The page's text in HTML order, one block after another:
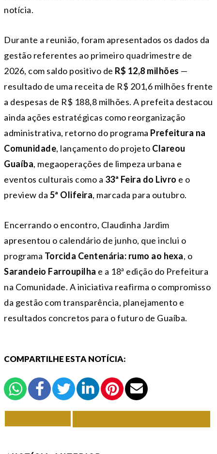
notícia.
Durante a reunião, foram apresentados os dados da
gestão referentes ao primeiro quadrimestre de
2026, com saldo positivo de R$ 12,8 milhões —
resultado de uma receita de R$ 201,6 milhões frente
a despesas de R$ 188,8 milhões. A prefeita destacou
ainda ações estratégicas como reorganização
administrativa, retorno do programa Prefeitura na
Comunidade, lançamento do projeto Clareou
Guaíba, megaoperações de limpeza urbana e
eventos culturais como a 33ª Feira do Livro e o
preview da 5ª Olifeira, marcada para outubro.
Encerrando o encontro, Claudinha Jardim
apresentou o calendário de junho, que inclui o
programa Torcida Centenária: rumo ao hexa, o
Sarandeio Farroupilha e a 18ª edição do Prefeitura
na Comunidade. A iniciativa reafirma o compromisso
da gestão com transparência, planejamento e
resultados concretos para o futuro de Guaíba.
COMPARTILHE ESTA NOTÍCIA: